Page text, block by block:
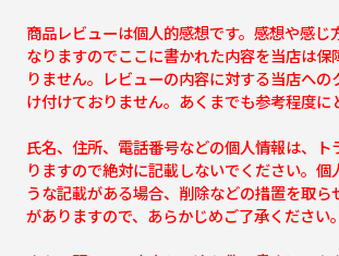
商品レビューは個人的感想です。感想や感じ
なりますのでここに書かれた内容を当店は保
りません。レビューの内容に対する当店への
け付けておりません。あくまでも参考程度に
氏名、住所、電話番号などの個人情報は、ト
りますので絶対に記載しないでください。個
うな記載がある場合、削除などの措置を取ら
がありますので、あらかじめご了承ください。